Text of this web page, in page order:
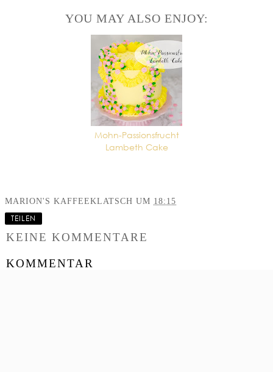
YOU MAY ALSO ENJOY:
Mohn-Passionsfrucht
Lambeth Cake
MARION'S KAFFEEKLATSCH UM 18:15
TEILEN
KEINE KOMMENTARE
KOMMENTAR